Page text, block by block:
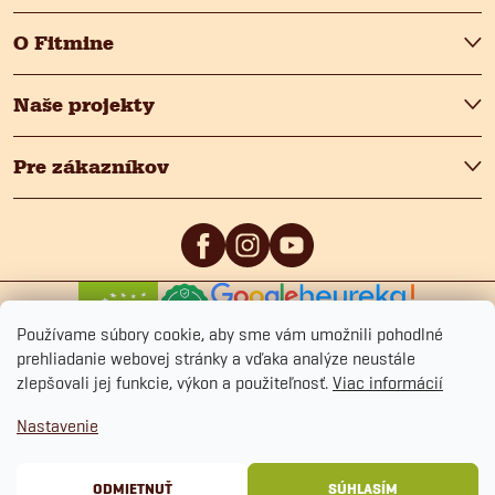
Používame súbory cookie, aby sme vám umožnili pohodlné
prehliadanie webovej stránky a vďaka analýze neustále
zlepšovali jej funkcie, výkon a použiteľnosť. Viac informácií
Nastavenie
ODMIETNUŤ SÚHLASÍM
O Fitmine
Naše projekty
Pre zákazníkov
Obchodné podmienkyCookies
Copyright 2026